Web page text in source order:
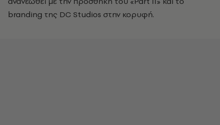
branding της DC Studios στην κορυφή.